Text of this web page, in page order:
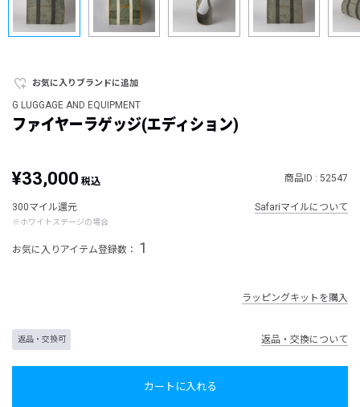
お気に入りブランドに追加
G LUGGAGE AND EQUIPMENT
ファイヤーラゲッジ(エディション)
¥33,000 税込 商品ID : 52547
300マイル還元
※ホワイトステージの場合
Safariマイルについて
お気に入りアイテム登録数： 1
ラッピングキットを購入
返品・交換可 返品・交換について
カートに入れる